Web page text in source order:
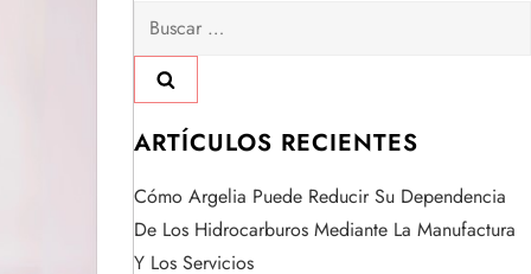
Buscar:
ARTÍCULOS RECIENTES
Cómo Argelia Puede Reducir Su Dependencia
De Los Hidrocarburos Mediante La Manufactura
Y Los Servicios